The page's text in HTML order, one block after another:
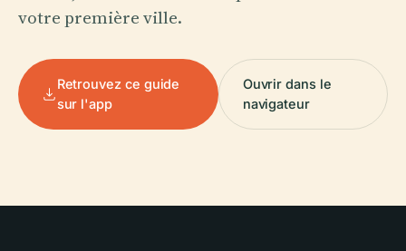
votre première ville.
Retrouvez ce guide
sur l'app
Ouvrir dans le
navigateur